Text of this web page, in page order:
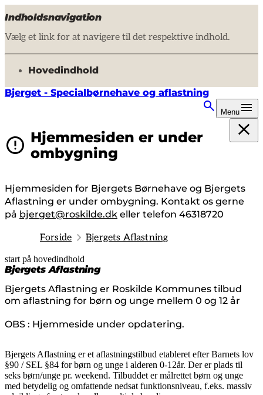
Indholdsnavigation
Vælg et link for at navigere til det respektive indhold.
gå til
Hovedindhold
Bjerget - Specialbørnehave og aflastning
Menu
Hjemmesiden er under
ombygning
Hjemmesiden for Bjergets Børnehave og Bjergets
Aflastning er under ombygning. Kontakt os gerne
på bjerget@roskilde.dk eller telefon 46318720
Forside Bjergets Aflastning
start på hovedindhold
Bjergets Aflastning
Bjergets Aflastning er Roskilde Kommunes tilbud
om aflastning for børn og unge mellem 0 og 12 år
OBS : Hjemmeside under opdatering.
senest opdateret 5. august 2026
Bjergets Aflastning er et aflastningstilbud etableret efter Barnets lov
§90 / SEL §84 for børn og unge i alderen 0-12år. Der er plads til
seks børn/unge pr. weekend. Tilbuddet er målrettet børn og unge
med betydelig og omfattende nedsat funktionsniveau, f.eks. massiv